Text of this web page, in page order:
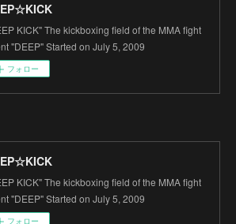
KICK" The kickboxing field of the MMA fight
"DEEP" Started on July 5, 2009
フォロー
KICK" The kickboxing field of the MMA fight
"DEEP" Started on July 5, 2009
フォロー